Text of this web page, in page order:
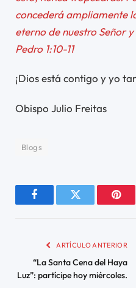
concederá ampliamente
eterno de nuestro Señor
Pedro 1:10-11
¡Dios está contigo y yo
Obispo Julio Freitas
Blogs
FacebookTwitter
ARTÍCULO ANTERIOR
“La Santa Cena del Haya
Luz”: partícipe hoy miércoles.